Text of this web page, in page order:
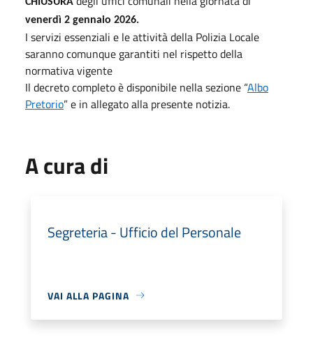
venerdì 2 gennaio 2026.
I servizi essenziali e le attività della Polizia Locale
saranno comunque garantiti nel rispetto della
normativa vigente
Il decreto completo è disponibile nella sezione “Albo
Pretorio” e in allegato alla presente notizia.
A cura di
Segreteria - Ufficio del Personale
VAI ALLA PAGINA